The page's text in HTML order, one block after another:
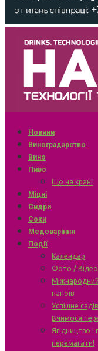
Новини
Виноградарство
Вино
Пиво
Що на крані
Міцні
Сидри
Соки
Медоваріння
Події
Календар
Фото / Відео
Міжнародний
напоїв
Успішне
Вчимося
Ягідництво
перемагати!